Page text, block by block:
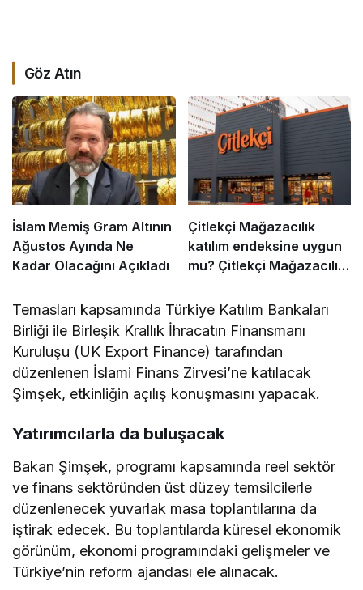
Göz Atın
İslam Memiş Gram Altının
Ağustos Ayında Ne
Kadar Olacağını Açıkladı
Çitlekçi Mağazacılık
katılım endeksine uygun
mu? Çitlekçi Mağazacılık
mi?
Temasları kapsamında Türkiye Katılım Bankaları
Birliği ile Birleşik Krallık İhracatın Finansmanı
Kuruluşu (UK Export Finance) tarafından
düzenlenen İslami Finans Zirvesi’ne katılacak
Şimşek, etkinliğin açılış konuşmasını yapacak.
Yatırımcılarla da buluşacak
Bakan Şimşek, programı kapsamında reel sektör
ve finans sektöründen üst düzey temsilcilerle
düzenlenecek yuvarlak masa toplantılarına da
iştirak edecek. Bu toplantılarda küresel ekonomik
görünüm, ekonomi programındaki gelişmeler ve
Türkiye’nin reform ajandası ele alınacak.